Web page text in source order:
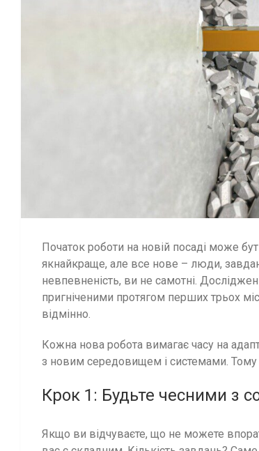
Початок роботи на новій посаді може
якнайкраще, але все нове – люди,
невпевненість, ви не самотні.
пригніченими протягом перших трьох
відмінно.
Кожна нова робота вимагає часу на
з новим середовищем і системами. Тому
Крок 1: Будьте чесними з
Якщо ви відчуваєте, що не можете